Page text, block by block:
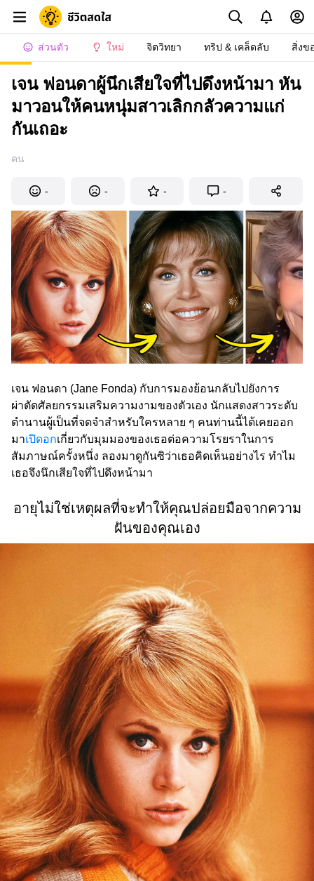
ส่วนตัว ใหม่ จิตวิทยา ทริป & เคล็ดลับ สิ่งข
เจน ฟอนดาผู้นึกเสียใจที่ไปดึงหน้ามา หัน
มาวอนให้คนหนุ่มสาวเลิกกลัวความแก่
กันเถอะ
คน
- - - -
เจน ฟอนดา (Jane Fonda) กับการมองย้อนกลับไปยังการ
ผ่าตัดศัลยกรรมเสริมความงามของตัวเอง นักแสดงสาวระดับ
ตำนานผู้เป็นที่จดจำสำหรับใครหลาย ๆ คนท่านนี้ได้เคยออก
มาเปิดอกเกี่ยวกับมุมมองของเธอต่อความโรยราในการ
สัมภาษณ์ครั้งหนึ่ง ลองมาดูกันซิว่าเธอคิดเห็นอย่างไร ทำไม
เธอจึงนึกเสียใจที่ไปดึงหน้ามา
อายุไม่ใช่เหตุผลที่จะทำให้คุณปล่อยมือจากความ
ฝันของคุณเอง